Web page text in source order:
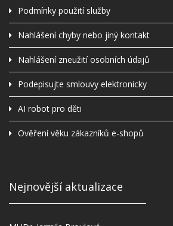
Podmínky použití služby
Nahlášení chyby nebo jiný kontakt
Nahlášení zneužití osobních údajů
Podepisujte smlouvy elektronicky
AI robot pro děti
Ověření věku zákazníků e-shopů
Nejnovější aktualizace